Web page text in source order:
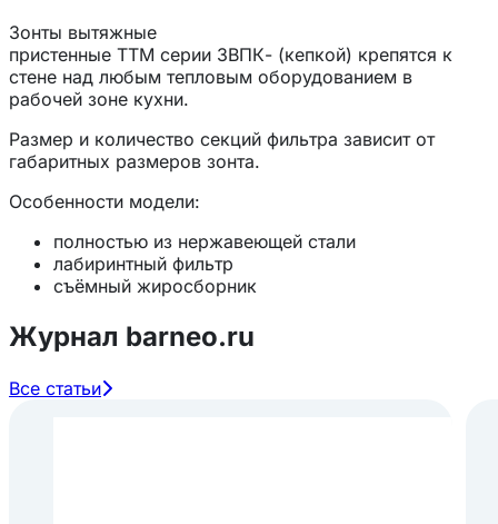
Зонты вытяжные
пристенные ТТМ серии ЗВПК- (кепкой) крепятся к
стене над любым тепловым оборудованием в
рабочей зоне кухни.
Размер и количество секций фильтра зависит от
габаритных размеров зонта.
Особенности модели:
полностью из нержавеющей стали
лабиринтный фильтр
съёмный жиросборник
Журнал barneo.ru
Все статьи